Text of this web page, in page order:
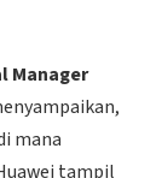
Manager
mana
tampil